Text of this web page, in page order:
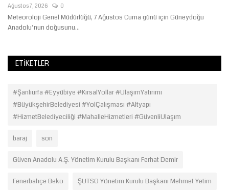
Ağustos 7, 2026 0
Meteoroloji Genel Müdürlüğü, 7 Ağustos Cuma günü için Güneydoğu
Anadolu’nun doğusunu...
ETIKETLER
#Şanlıurfa #Eyyübiye #KırsalYollar #UlaşımYatırımı
#BüyükşehirBelediyesi #YolÇalışması #Altyapı
#HizmetBelediyeciliği #MahalleHizmetleri #GüvenliUlaşım
baraj son
Güven Anadolu A.Ş. Yönetim Kurulu Başkanı Ferhat Demir
Fenerbahçe Beko ŞUTSO Yönetim Kurulu Başkanı Mehmet Yetim